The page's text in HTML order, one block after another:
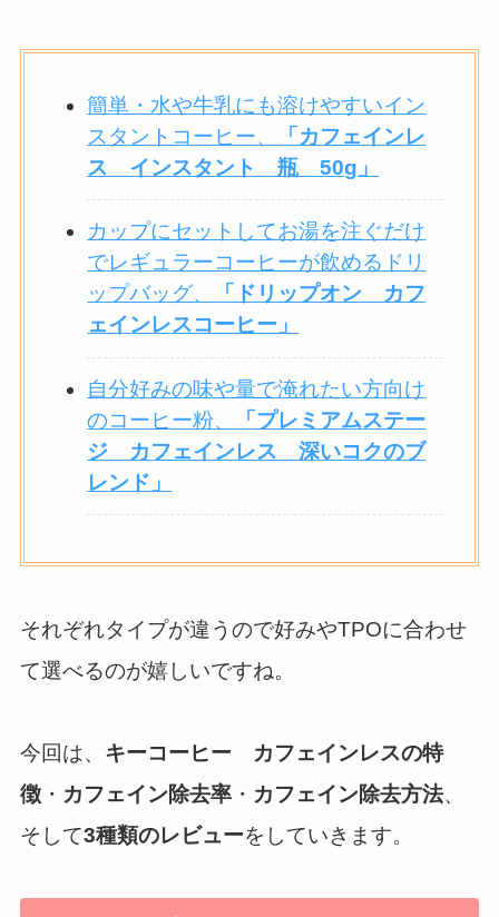
簡単・水や牛乳にも溶けやすいイン
スタントコーヒー、
「カフェインレ
ス インスタント 瓶 50g」
カップにセットしてお湯を注ぐだけ
でレギュラーコーヒーが飲めるドリ
ップバッグ、
「ドリップオン カフ
ェインレスコーヒー」
自分好みの味や量で淹れたい方向け
のコーヒー粉、
「プレミアムステー
ジ カフェインレス 深いコクのブ
レンド」
それぞれタイプが違うので好みやTPOに合わせ
て選べるのが嬉しいですね。
今回は、 キーコーヒー
カフェインレスの特
徴・ カフェイン除去率・ カフェイン除去方法、
そして3種類のレビューをしていきます。